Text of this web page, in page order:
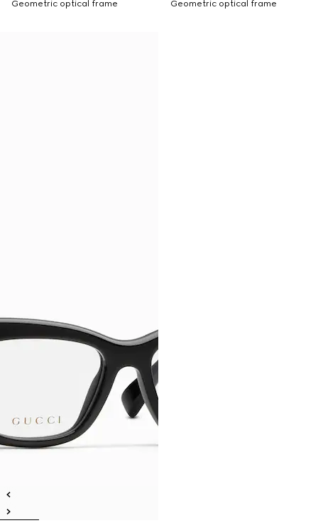
Geometric optical frame Geometric optical frame